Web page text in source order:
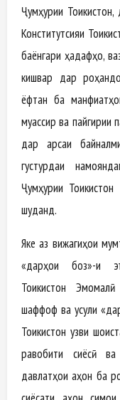
Ҷумҳурии
Конститутсияи
баёнгари ҳадафҳо,
кишвар дар
ёфтан ба
муассир ва пайгирии
дар арсаи
густурдаи
Ҷумҳурии
шуданд.
Яке аз вижагиҳои
«дарҳои боз»-и
Тоҷикистон
шаффоф ва усули
Тоҷикистон узви
равобити сиёсӣ
давлатҳои ҷаҳон ба